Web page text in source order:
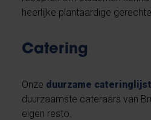
heerlijke plantaardige
Catering
Onze duurzame cateringlijst
duurzaamste cateraars van
eigen resto.